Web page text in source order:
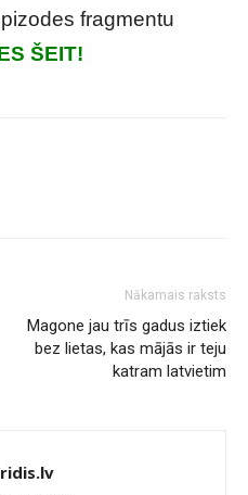
fragmentu
ŠEIT!
Nākamais raksts
Magone jau trīs gadus iztiek
bez lietas, kas mājās ir teju
katram latvietim